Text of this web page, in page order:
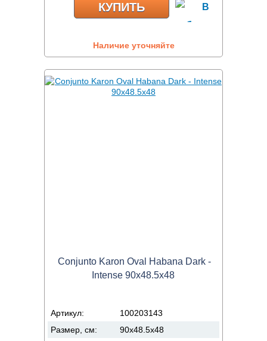
КУПИТЬ
Наличие уточняйте
Conjunto Karon Oval Habana Dark -
Intense 90x48.5x48
Артикул:
100203143
Размер, см:
90x48.5x48